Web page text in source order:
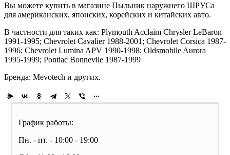
Вы можете купить в магазине Пыльник наружнего ШРУСа
для американских, японских, корейских и китайских авто.
В частности для таких как: Plymouth Acclaim Chrysler LeBaron
1991-1995; Chevrolet Cavalier 1988-2001; Chevrolet Corsica 1987-
1996; Chevrolet Lumina APV 1990-1998; Oldsmobile Aurora
1995-1999; Pontiac Bonnevile 1987-1999
Бренда: Mevotech и других.
График работы:
Пн. - пт. - 10:00 - 19:00